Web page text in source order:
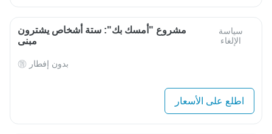
مشروع "أمسك بك": ستة أشخاص يشترون
مبنى
سياسة
الإلغاء
بدون إفطار
اطلع على الأسعار